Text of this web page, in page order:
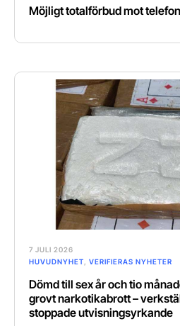
Möjligt totalförbud mot
7 JULI 2026
HUVUDNYHET
VERIFIERAS NYHETER
Dömd till sex år och tio
grovt narkotikabrott –
stoppade utvisningsyrkande